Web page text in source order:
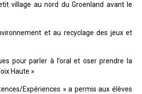
village au nord du Groenland avant le
et au recyclage des jeux et
pour parler à l’oral et oser prendre la
Haute »
Expériences » a permis aux élèves